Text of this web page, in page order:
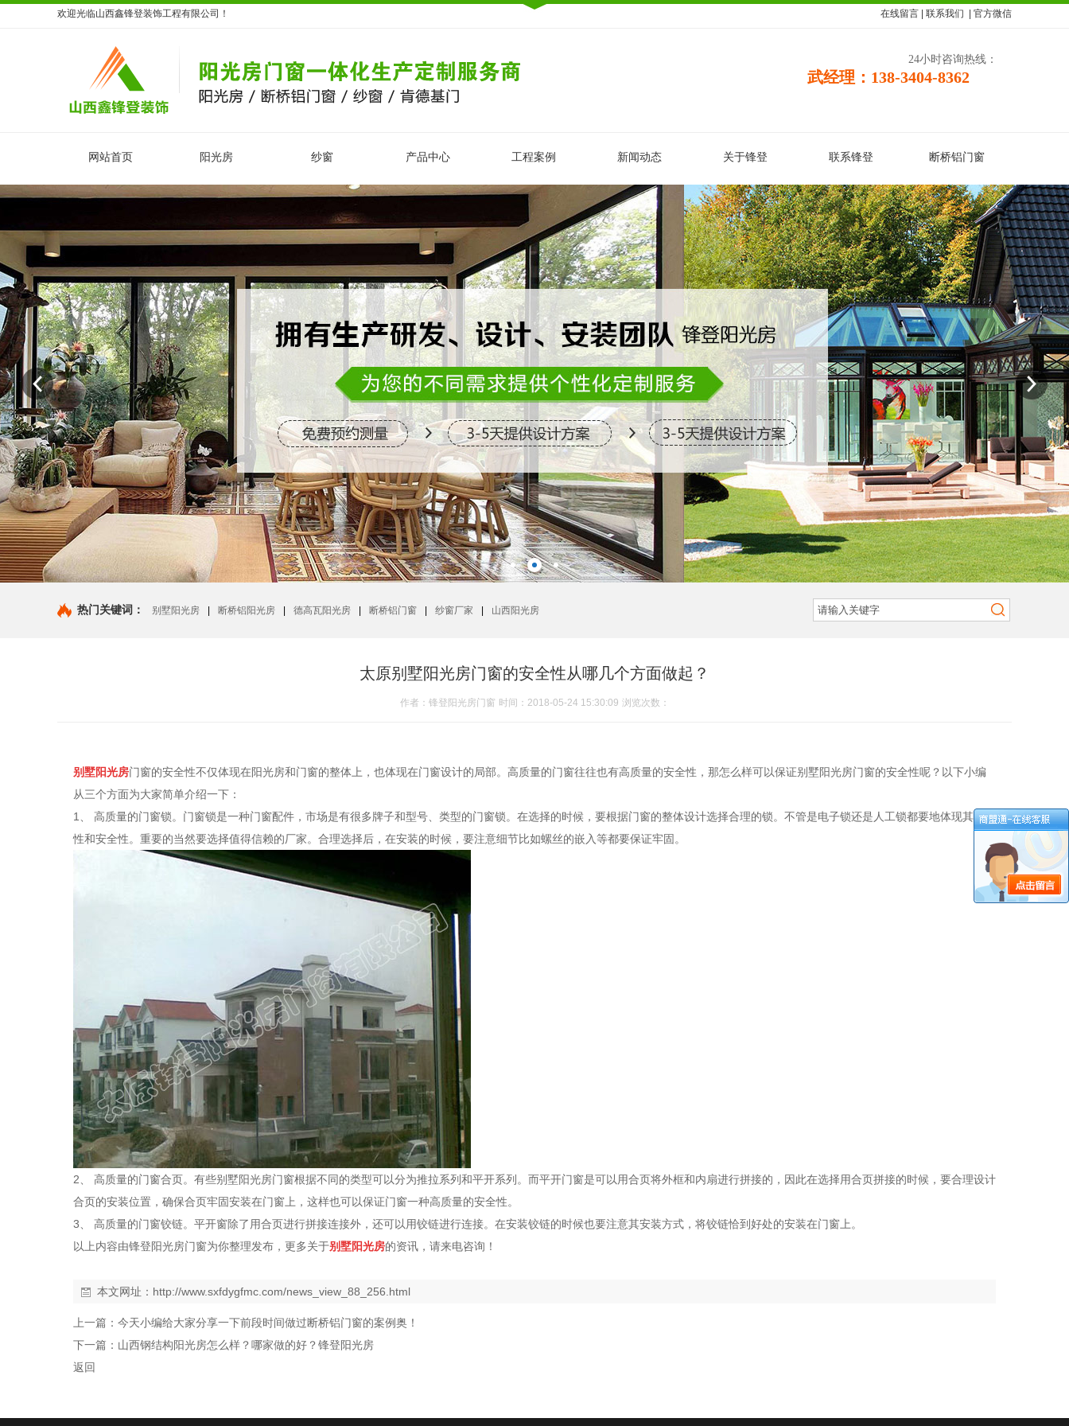
欢迎光临山西鑫锋登装饰工程有限公司！ 在线留言 联系我们 官方微信
24小时咨询热线：
武经理：138-3404-8362
网站首页 阳光房 纱窗 产品中心 工程案例 新闻动态 关于锋登 联系锋登 断桥铝门窗
热门关键词： 别墅阳光房 断桥铝阳光房 德高瓦阳光房 断桥铝门窗 纱窗厂家 山西阳光房
太原别墅阳光房门窗的安全性从哪几个方面做起？
作者：锋登阳光房门窗 时间：2018-05-24 15:30:09 浏览次数：
别墅阳光房门窗的安全性不仅体现在阳光房和门窗的整体上，也体现在门窗设计的局部。高质量的门窗往往也有高质量的安全性，那怎么样可以保证别墅阳光房门窗的安全性呢？以下小编
从三个方面为大家简单介绍一下：
1、 高质量的门窗锁。门窗锁是一种门窗配件，市场是有很多牌子和型号、类型的门窗锁。在选择的时候，要根据门窗的整体设计选择合理的锁。不管是电子锁还是人工锁都要地体现其防盗
性和安全性。重要的当然要选择值得信赖的厂家。合理选择后，在安装的时候，要注意细节比如螺丝的嵌入等都要保证牢固。
2、 高质量的门窗合页。有些别墅阳光房门窗根据不同的类型可以分为推拉系列和平开系列。而平开门窗是可以用合页将外框和内扇进行拼接的，因此在选择用合页拼接的时候，要合理设计
合页的安装位置，确保合页牢固安装在门窗上，这样也可以保证门窗一种高质量的安全性。
3、 高质量的门窗铰链。平开窗除了用合页进行拼接连接外，还可以用铰链进行连接。在安装铰链的时候也要注意其安装方式，将铰链恰到好处的安装在门窗上。
以上内容由锋登阳光房门窗为你整理发布，更多关于别墅阳光房的资讯，请来电咨询！
本文网址： http://www.sxfdygfmc.com/news_view_88_256.html
上一篇： 今天小编给大家分享一下前段时间做过断桥铝门窗的案例奥！
下一篇： 山西钢结构阳光房怎么样？哪家做的好？锋登阳光房
返回